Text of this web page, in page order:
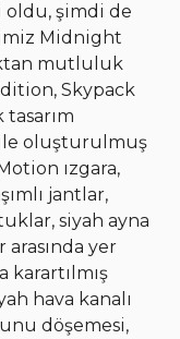
şimdi de
Midnight
mutluluk
Skypack
oluşturulmuş
ızgara,
jantlar,
siyah ayna
yer
karartılmış
hava kanalı
döşemesi,